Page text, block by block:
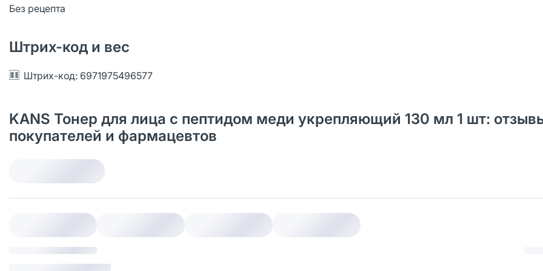
Без рецепта
Штрих-код и вес
Штрих-код: 6971975496577
KANS Тонер для лица с пептидом меди укрепляющий 130 мл 1 шт:
покупателей и фармацевтов